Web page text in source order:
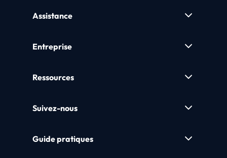
Assistance
Entreprise
Ressources
Suivez-nous
Guide pratiques